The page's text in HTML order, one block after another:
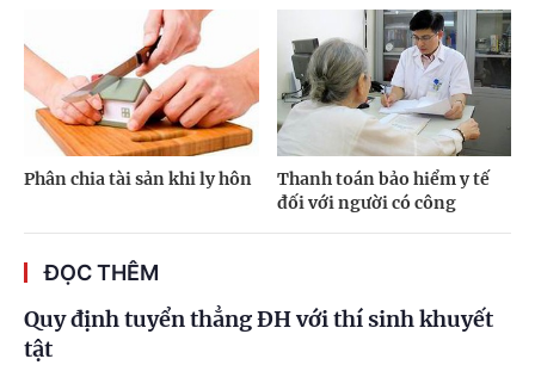
Phân chia tài sản khi ly hôn
Thanh toán bảo hiểm y tế
đối với người có công
ĐỌC THÊM
Quy định tuyển thẳng ĐH với thí sinh khuyết
tật